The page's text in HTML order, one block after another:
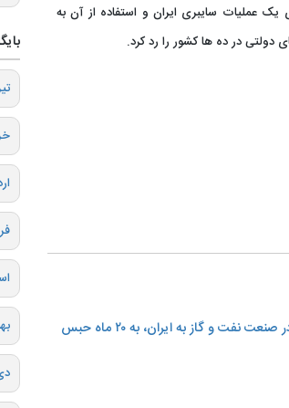
عملیات سایبری ایران و استفاده از آن به
دولتی در ده ها کشور را رد کرد.
️دادگاهی در آمریکا، بهروز بهروزیان، یک ایرانی ساکن در ایالت اوهایو را به اتهام فروختن قطعات و تجهیزات مورد استفاده در صنعت نفت و گاز به ایران، به ۲۰ ماه حبس
تیر
دی